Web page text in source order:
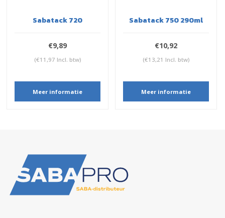
Sabatack 720
€9,89
(€11,97 Incl. btw)
Meer informatie
Sabatack 750 290ml
€10,92
(€13,21 Incl. btw)
Meer informatie